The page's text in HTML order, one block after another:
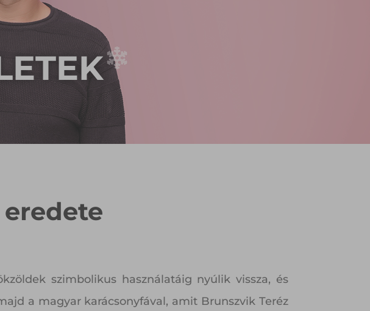
szimbolikus használatáig nyúlik vissza, és
a magyar karácsonyfával, amit Brunszvik Teréz